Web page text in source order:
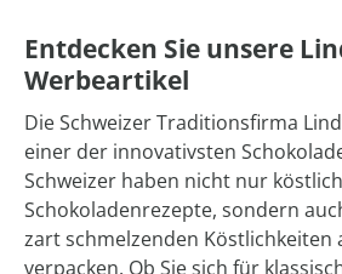
Entdecken Sie unsere
Werbeartikel
Die Schweizer Traditionsfirma
einer der innovativsten
Schweizer haben nicht nur
Schokoladenrezepte, sondern
zart schmelzenden Köstlichkeiten
verpacken. Ob Sie sich für